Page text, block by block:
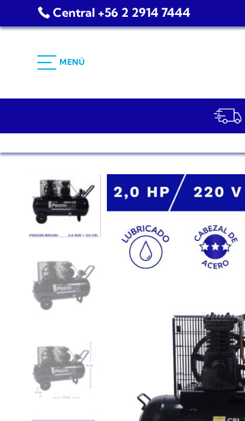
Central +56 2 2914 7444
MENÚ